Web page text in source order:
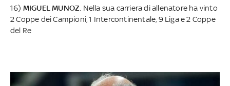
16) MIGUEL MUNOZ . Nella sua carriera di allenatore ha vinto
2 Coppe dei Campioni, 1 Intercontinentale, 9 Liga e 2 Coppe
del Re